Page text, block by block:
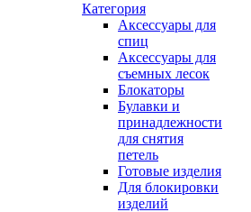
Категория
Аксессуары для
спиц
Аксессуары для
съемных лесок
Блокаторы
Булавки и
принадлежности
для снятия
петель
Готовые изделия
Для блокировки
изделий